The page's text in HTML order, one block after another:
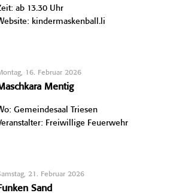
ab 13.30 Uhr
kindermaskenball.li
16. Februar 2026
Mentig
Gemeindesaal Triesen
Freiwillige Feuerwehr
21. Februar 2026
Sand